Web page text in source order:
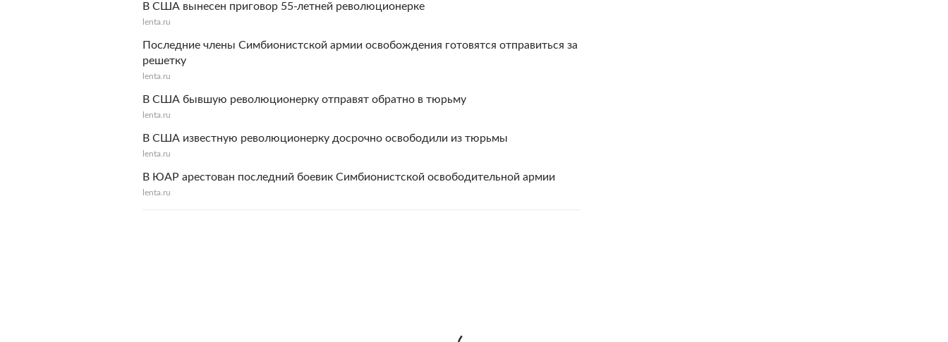
В США вынесен приговор 55-летней революционерке
lenta.ru
Последние члены Симбионистской армии освобождения готовятся отправиться за
решетку
lenta.ru
В США бывшую революционерку отправят обратно в тюрьму
lenta.ru
В США известную революционерку досрочно освободили из тюрьмы
lenta.ru
В ЮАР арестован последний боевик Симбионистской освободительной армии
lenta.ru